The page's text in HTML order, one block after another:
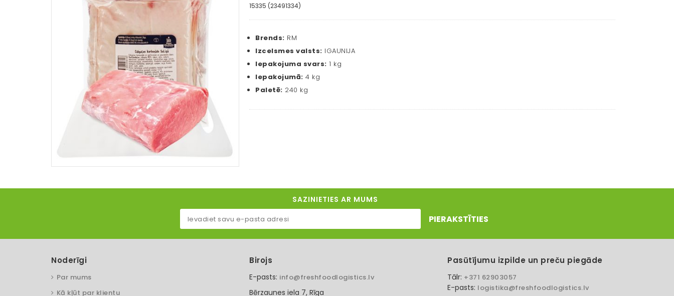
15335 (23491334)
Brends: RM
Izcelsmes valsts: IGAUNIJA
Iepakojuma svars: 1 kg
Iepakojumā: 4 kg
Paletē: 240 kg
SAZINIETIES AR MUMS
PIERAKSTĪTIES
Noderīgi
Par mums
Kā kļūt par klientu
Birojs
E-pasts: info@freshfoodlogistics.lv
Bērzaunes iela 7, Rīga
Pasūtījumu izpilde un preču piegāde
Tālr: +371 62903057
E-pasts: logistika@freshfoodlogistics.lv